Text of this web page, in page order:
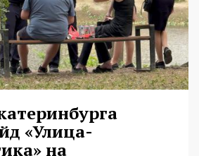
«Улица-
на